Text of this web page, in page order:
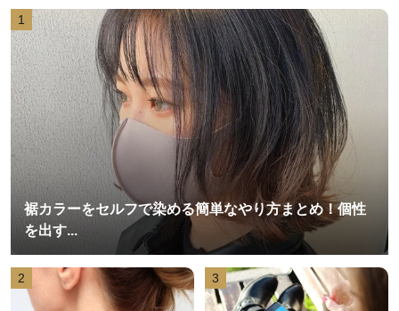
1
裾カラーをセルフで染める簡単なやり方まとめ！個性
を出す...
2 3